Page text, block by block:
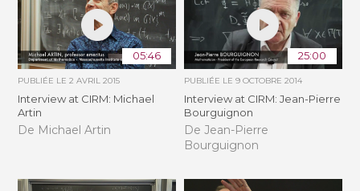
05:46
PUBLIÉE LE2 AVRIL 2015
Interview at CIRM: Michael
Artin
De Michael Artin
25:00
PUBLIÉE LE 9 OCTOBRE 2014
Interview at CIRM: Jean-Pierre
Bourguignon
De Jean-Pierre
Bourguignon